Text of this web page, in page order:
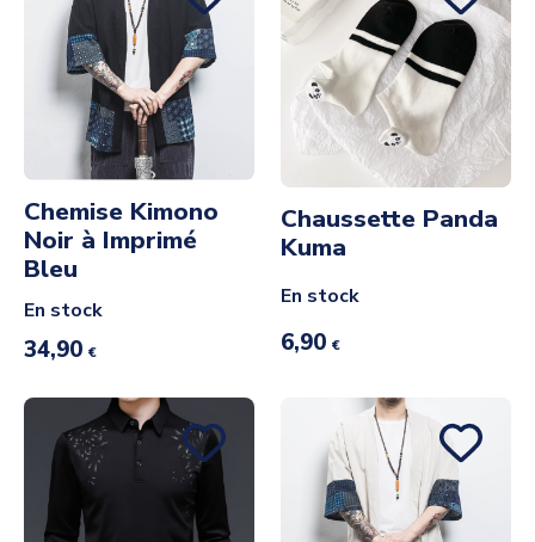
Chemise Kimono
Noir à Imprimé
Bleu
En stock
34,90 €
Chaussette Panda
Kuma
En stock
6,90 €